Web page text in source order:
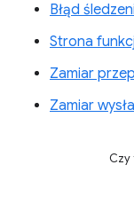
Błąd
Strona
Zamiar
Zamiar
Czy